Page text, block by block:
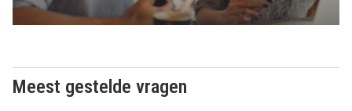
Meest gestelde vragen